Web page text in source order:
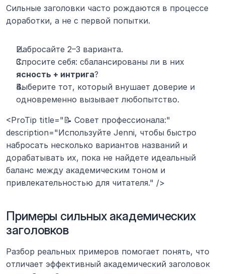
Сильные заголовки часто рождаются в процессе
доработки, а не с первой попытки.
Набросайте 2–3 варианта.
ясность + интрига?
Выберите тот, который внушает доверие и
одновременно вызывает любопытство.
<ProTip title="📝 Совет профессионала:"
description="Используйте Jenni, чтобы быстро
набросать несколько вариантов названий и
дорабатывать их, пока не найдете идеальный
баланс между академическим тоном и
привлекательностью для читателя." />
Примеры сильных академических
заголовков
Разбор реальных примеров помогает понять, что
отличает эффективный академический заголовок